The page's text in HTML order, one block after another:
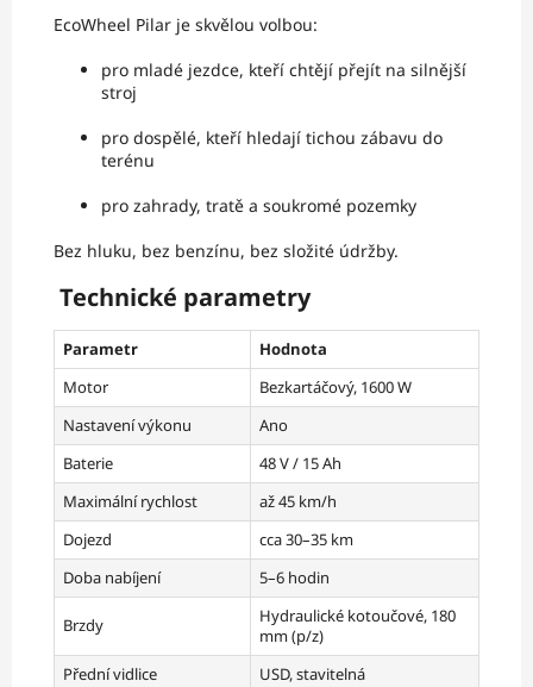
EcoWheel Pilar je skvělou volbou:
pro mladé jezdce, kteří chtějí přejít na silnější
stroj
pro dospělé, kteří hledají tichou zábavu do
terénu
pro zahrady, tratě a soukromé pozemky
Bez hluku, bez benzínu, bez složité údržby.
Technické parametry
Parametr
Hodnota
Motor
Bezkartáčový, 1600 W
Nastavení výkonu
Ano
Baterie
48 V / 15 Ah
Maximální rychlost
až 45 km/h
Dojezd
cca 30–35 km
Doba nabíjení
5–6 hodin
Brzdy
Hydraulické kotoučové, 180
mm (p/z)
Přední vidlice
USD, stavitelná